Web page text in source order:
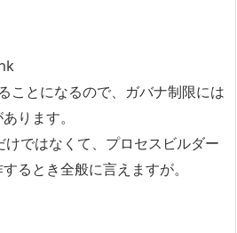
ことになるので、ガバナ制限には
ります。
ではなくて、プロセスビルダー
るとき全般に言えますが。